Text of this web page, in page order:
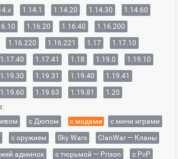
1.14.1 1.14.20 1.14.30
1.14.60
1.16.20 1.16.40
1.16.200
1.16.220 1.16.221 1.17
1.17.10
1.17.40 1.17.41 1.18 1.19.0
1.19.10
1.19.30 1.19.31 1.19.40
1.19.41
1.19.60 1.19.63 1.19.81 1.20
с Дюпом с модами
с мини играми
с оружием Sky Wars
ClanWar — Кланы
админок с тюрьмой — Prison
с PvP